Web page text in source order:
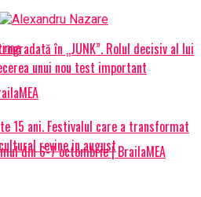
din 6-7 octombrie | BrailaMEA
în „JUNK”. Rolul decisiv al lui
unui nou test important
15 ani. Festivalul care a transformat
revine in august